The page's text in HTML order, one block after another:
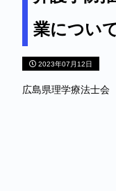
業につい
2023年07月12日
広島県理学療法士